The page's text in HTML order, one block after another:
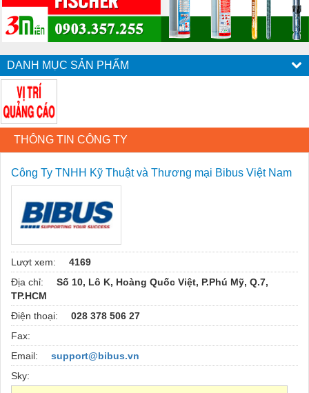
DANH MỤC SẢN PHẨM
THÔNG TIN CÔNG TY
Công Ty TNHH Kỹ Thuật và Thương mại Bibus Việt Nam
Lượt xem:
4169
Địa chỉ:
Số 10, Lô K, Hoàng Quốc Việt, P.Phú Mỹ, Q.7,
TP.HCM
Điện thoại:
028 378 506 27
Fax:
Email:
support@bibus.vn
Sky: